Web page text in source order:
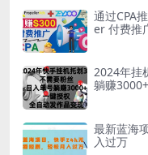
通过CPA
er 付费推
2024年挂
躺赚
最新蓝海
入过万